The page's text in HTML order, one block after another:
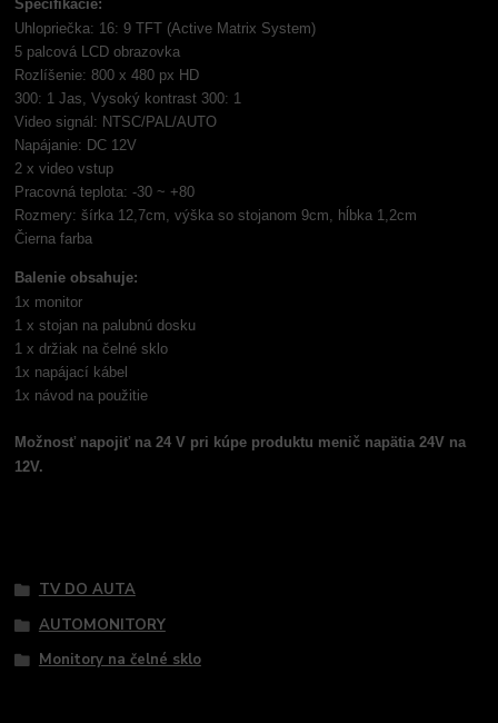
Špecifikácie:
Uhlopriečka: 16: 9 TFT (Active Matrix System)
5 palcová LCD obrazovka
Rozlíšenie: 800 x 480 px HD
300: 1 Jas, Vysoký kontrast 300: 1
Video signál: NTSC/PAL/AUTO
Napájanie: DC 12V
2 x video vstup
Pracovná teplota: -30 ~ +80
Rozmery: šírka 12,7cm, výška so stojanom 9cm, hĺbka 1,2cm
Čierna farba
Balenie obsahuje:
1x monitor
1 x stojan na palubnú dosku
1 x držiak na čelné sklo
1x napájací kábel
1x návod na použitie
Možnosť napojiť na 24 V pri kúpe produktu menič napätia 24V na
12V.
TV DO AUTA
AUTOMONITORY
Monitory na čelné sklo